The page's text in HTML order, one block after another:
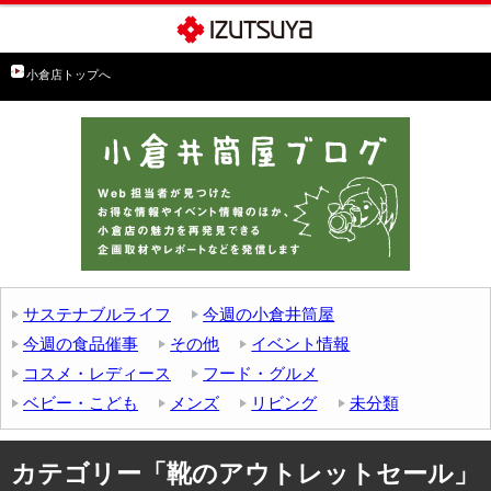
小倉店トップへ
サステナブルライフ
今週の小倉井筒屋
今週の食品催事
その他
イベント情報
コスメ・レディース
フード・グルメ
ベビー・こども
メンズ リビング 未分類
カテゴリー「靴のアウトレットセール」